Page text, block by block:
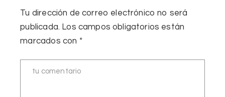
Tu dirección de correo electrónico no será
publicada. Los campos obligatorios están
marcados con *